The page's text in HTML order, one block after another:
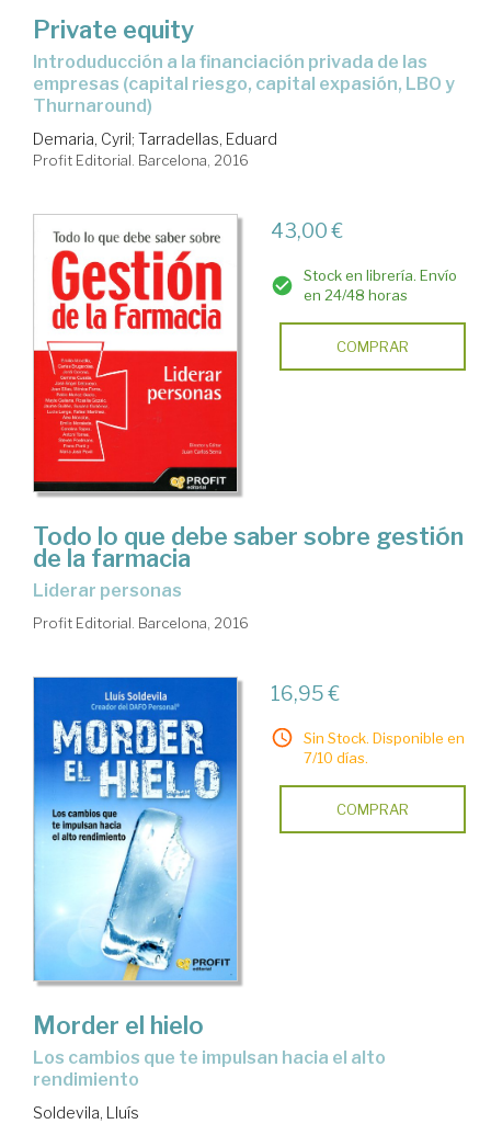
Private equity
empresas (capital riesgo, capital expasión, LBO y
Thurnaround)
Demaria, Cyril; Tarradellas, Eduard
Profit Editorial. Barcelona, 2016
43,00 €
Stock en librería. Envío
en 24/48 horas
COMPRAR
Todo lo que debe saber sobre gestión
de la farmacia
liderar personas
Profit Editorial. Barcelona, 2016
16,95 €
Sin Stock. Disponible en
7/10 días.
COMPRAR
Morder el hielo
los cambios que te impulsan hacia el alto
rendimiento
Soldevila, Lluís